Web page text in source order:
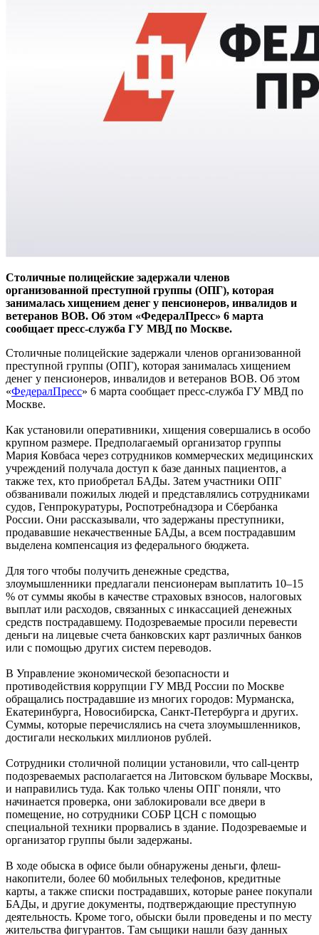
Столичные полицейские задержали членов
организованной преступной группы (ОПГ), которая
занималась хищением денег у пенсионеров, инвалидов и
ветеранов ВОВ. Об этом «ФедералПресс» 6 марта
сообщает пресс-служба ГУ МВД по Москве.
Столичные полицейские задержали членов организованной
преступной группы (ОПГ), которая занималась хищением
денег у пенсионеров, инвалидов и ветеранов ВОВ. Об этом
«ФедералПресс» 6 марта сообщает пресс-служба ГУ МВД по
Москве.
Как установили оперативники, хищения совершались в особо
крупном размере. Предполагаемый организатор группы
Мария Ковбаса через сотрудников коммерческих медицинских
учреждений получала доступ к базе данных пациентов, а
также тех, кто приобретал БАДы. Затем участники ОПГ
обзванивали пожилых людей и представлялись сотрудниками
судов, Генпрокуратуры, Роспотребнадзора и Сбербанка
России. Они рассказывали, что задержаны преступники,
продававшие некачественные БАДы, а всем пострадавшим
выделена компенсация из федерального бюджета.
Для того чтобы получить денежные средства,
злоумышленники предлагали пенсионерам выплатить 10–15
% от суммы якобы в качестве страховых взносов, налоговых
выплат или расходов, связанных с инкассацией денежных
средств пострадавшему. Подозреваемые просили перевести
деньги на лицевые счета банковских карт различных банков
или с помощью других систем переводов.
В Управление экономической безопасности и
противодействия коррупции ГУ МВД России по Москве
обращались пострадавшие из многих городов: Мурманска,
Екатеринбурга, Новосибирска, Санкт-Петербурга и других.
Суммы, которые перечислялись на счета злоумышленников,
достигали нескольких миллионов рублей.
Сотрудники столичной полиции установили, что call-центр
подозреваемых располагается на Литовском бульваре Москвы,
и направились туда. Как только члены ОПГ поняли, что
начинается проверка, они заблокировали все двери в
помещение, но сотрудники СОБР ЦСН с помощью
специальной техники прорвались в здание. Подозреваемые и
организатор группы были задержаны.
В ходе обыска в офисе были обнаружены деньги, флеш-
накопители, более 60 мобильных телефонов, кредитные
карты, а также списки пострадавших, которые ранее покупали
БАДы, и другие документы, подтверждающие преступную
деятельность. Кроме того, обыски были проведены и по месту
жительства фигурантов. Там сыщики нашли базу данных